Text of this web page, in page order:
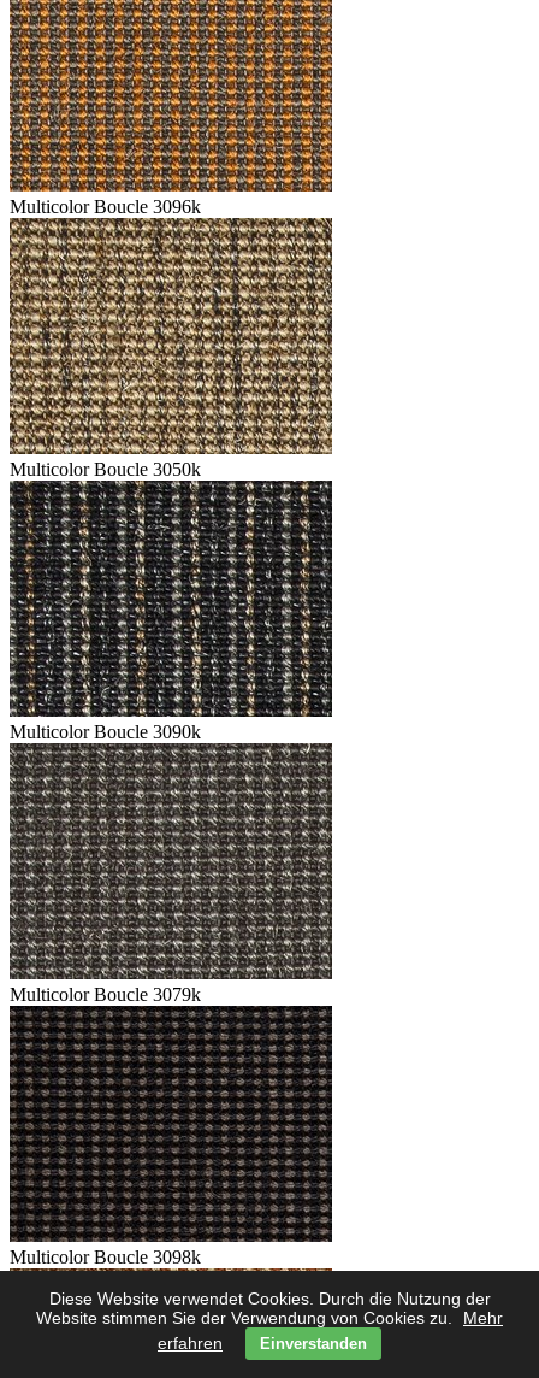
Diese Website verwendet Cookies. Durch die Nutzung der
Website stimmen Sie der Verwendung von Cookies zu.
Mehr
erfahren
Einverstanden
Multicolor Boucle 3096k
Multicolor Boucle 3050k
Multicolor Boucle 3090k
Multicolor Boucle 3079k
Multicolor Boucle 3098k